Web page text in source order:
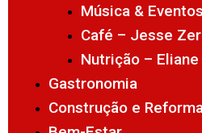
Música &
Café – Jesse
Nutrição –
Gastronomia
Construção e